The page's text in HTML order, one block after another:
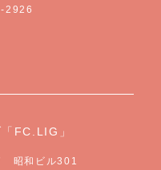
2926
FC.LIG」
昭和ビル301